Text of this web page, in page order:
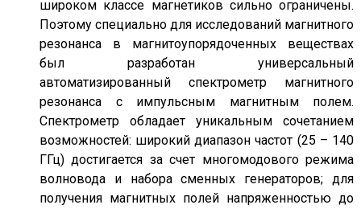
широком классе магнетиков сильно ограничены.
Поэтому специально для исследований магнитного
резонанса в магнитоупорядоченных веществах
был разработан универсальный
автоматизированный спектрометр магнитного
резонанса с импульсным магнитным полем.
Спектрометр обладает уникальным сочетанием
возможностей: широкий диапазон частот (25 – 140
ГГц) достигается за счет многомодового режима
волновода и набора сменных генераторов; для
получения магнитных полей напряженностью до